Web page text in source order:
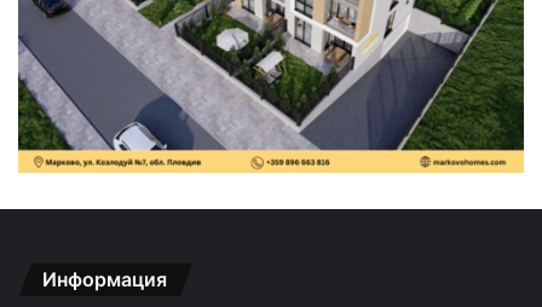
Информация